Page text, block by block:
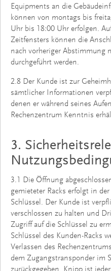
Equipments an die
können von montags bis
Uhr bis 18:00 Uhr erfolgen.
Zeitfensters können die
nach vorheriger Abstimmung
durchgeführt werden.
2.8 Der Kunde ist zur
sämtlicher Informationen
denen er während seines
Rechenzentrum Kenntnis
3.
3.1 Die Öffnung
gemieteter Racks erfolgt in der
Schlüssel. Der Kunde ist
verschlossen zu halten und
Zugriff auf die Schlüssel zu
Schlüssel des Kunden-Racks
Verlassen des
dem Zugangstransponder im